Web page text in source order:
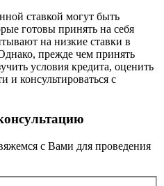
ставкой могут быть
готовы принять на себя
на низкие ставки в
прежде чем принять
условия кредита, оценить
и консультироваться с
с Вами для проведения